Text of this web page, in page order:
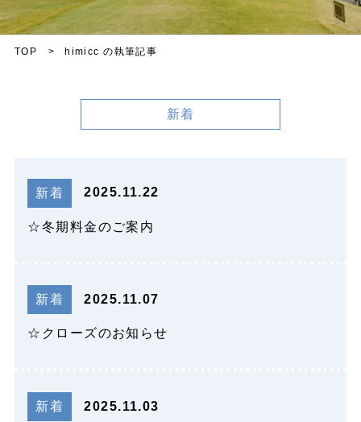
TOP himicc の執筆記事
新着
新着 2025.11.22
☆冬期料金のご案内
新着 2025.11.07
☆クローズのお知らせ
新着 2025.11.03